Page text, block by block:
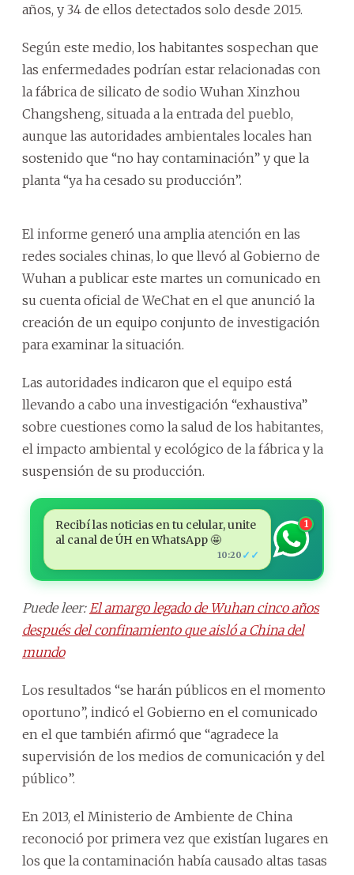
años, y 34 de ellos detectados solo desde 2015.
Según este medio, los habitantes sospechan que
las enfermedades podrían estar relacionadas con
la fábrica de silicato de sodio Wuhan Xinzhou
Changsheng, situada a la entrada del pueblo,
aunque las autoridades ambientales locales han
sostenido que “no hay contaminación” y que la
planta “ya ha cesado su producción”.
El informe generó una amplia atención en las
redes sociales chinas, lo que llevó al Gobierno de
Wuhan a publicar este martes un comunicado en
su cuenta oficial de WeChat en el que anunció la
creación de un equipo conjunto de investigación
para examinar la situación.
Las autoridades indicaron que el equipo está
llevando a cabo una investigación “exhaustiva”
sobre cuestiones como la salud de los habitantes,
el impacto ambiental y ecológico de la fábrica y la
suspensión de su producción.
Recibí las noticias en tu celular, unite
al canal de ÚH en WhatsApp 🤩
10:20 ✓✓
1
Puede leer: El amargo legado de Wuhan cinco años
después del confinamiento que aisló a China del
mundo
Los resultados “se harán públicos en el momento
oportuno”, indicó el Gobierno en el comunicado
en el que también afirmó que “agradece la
supervisión de los medios de comunicación y del
público”.
En 2013, el Ministerio de Ambiente de China
reconoció por primera vez que existían lugares en
los que la contaminación había causado altas tasas